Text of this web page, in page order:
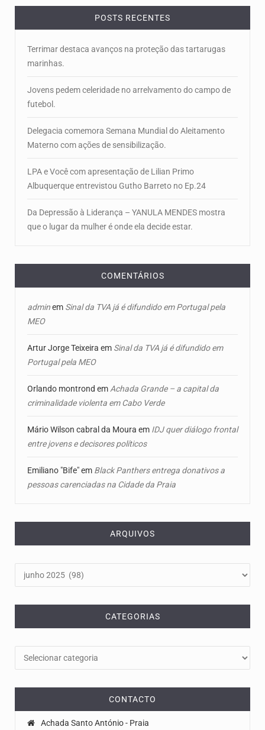
POSTS RECENTES
Terrimar destaca avanços na proteção das tartarugas
marinhas.
Jovens pedem celeridade no arrelvamento do campo de
futebol.
Delegacia comemora Semana Mundial do Aleitamento
Materno com ações de sensibilização.
LPA e Você com apresentação de Lilian Primo
Albuquerque entrevistou Gutho Barreto no Ep.24
Da Depressão à Liderança – YANULA MENDES mostra
que o lugar da mulher é onde ela decide estar.
COMENTÁRIOS
adminem Sinal da TVA já é difundido em Portugal pela
MEO
Artur Jorge Teixeira em Sinal da TVA já é difundido em
Portugal pela MEO
Orlando montrond em Achada Grande – a capital da
criminalidade violenta em Cabo Verde
Mário Wilson cabral da Moura em IDJ quer diálogo frontal
entre jovens e decisores políticos
Emiliano "Bife"em Black Panthers entrega donativos a
pessoas carenciadas na Cidade da Praia
ARQUIVOS
CATEGORIAS
CONTACTO
Achada Santo António - Praia